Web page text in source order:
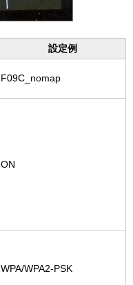
設定例
F09C_nomap
ON
WPA/WPA2-PSK